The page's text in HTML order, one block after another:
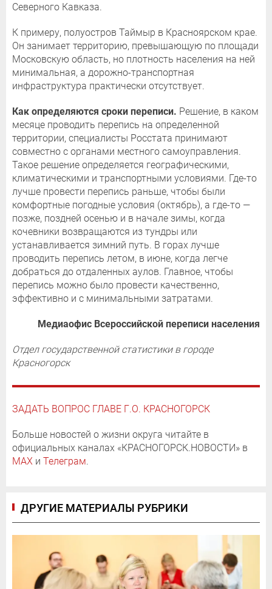
Северного Кавказа.
К примеру, полуостров Таймыр в Красноярском крае.
Он занимает территорию, превышающую по площади
Московскую область, но плотность населения на ней
минимальная, а дорожно-транспортная
инфраструктура практически отсутствует.
Как определяются сроки переписи. Решение, в каком
месяце проводить перепись на определенной
территории, специалисты Росстата принимают
совместно с органами местного самоуправления.
Такое решение определяется географическими,
климатическими и транспортными условиями. Где-то
лучше провести перепись раньше, чтобы были
комфортные погодные условия (октябрь), а где-то —
позже, поздней осенью и в начале зимы, когда
кочевники возвращаются из тундры или
устанавливается зимний путь. В горах лучше
проводить перепись летом, в июне, когда легче
добраться до отдаленных аулов. Главное, чтобы
перепись можно было провести качественно,
эффективно и с минимальными затратами.
Медиаофис Всероссийской переписи населения
Отдел государственной статистики в городе
Красногорск
ЗАДАТЬ ВОПРОС ГЛАВЕ Г.О. КРАСНОГОРСК
Больше новостей о жизни округа читайте в
официальных каналах «КРАСНОГОРСК.НОВОСТИ» в
MAX и Телеграм.
ДРУГИЕ МАТЕРИАЛЫ РУБРИКИ